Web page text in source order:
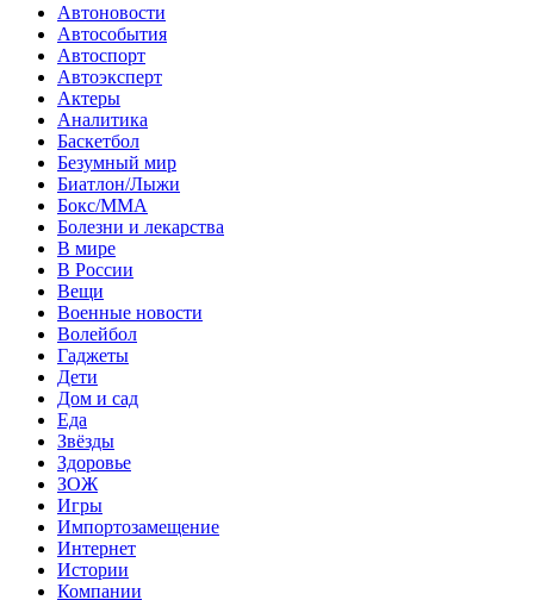
Автоновости
Автособытия
Автоспорт
Автоэксперт
Актеры
Аналитика
Баскетбол
Безумный мир
Биатлон/Лыжи
Бокс/MMA
Болезни и лекарства
В мире
В России
Вещи
Военные новости
Волейбол
Гаджеты
Дети
Дом и сад
Еда
Звёзды
Здоровье
ЗОЖ
Игры
Импортозамещение
Интернет
Истории
Компании